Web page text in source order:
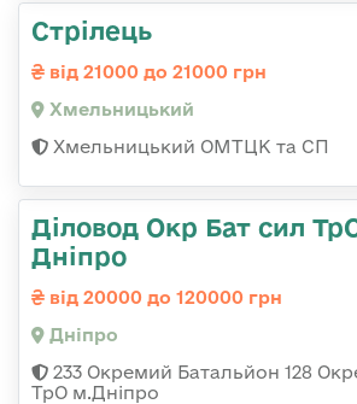
Стрілець
від 21000 до 21000 грн
Хмельницький
Хмельницький ОМТЦК та СП
Діловод Окр Бат сил
Дніпро
від 20000 до 120000 грн
Дніпро
233 Окремий Батальйон 128
ТрО м.Дніпро